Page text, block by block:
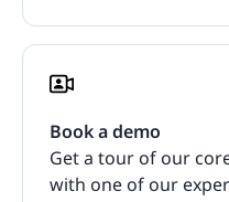
Book a demo
Get a tour of our
with one of our